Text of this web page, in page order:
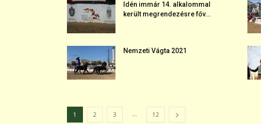
Idén immár 14. alkalommal
került megrendezésre főv...
Nemzeti Vágta 2021
1 2 3 ... 12